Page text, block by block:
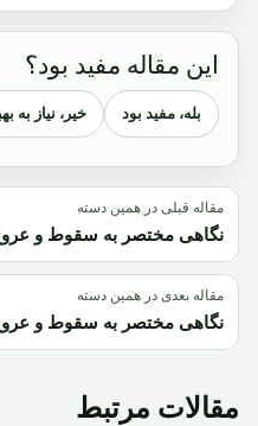
این مقاله مفید بود؟
بله، مفید بود خیر، نیاز به
مقاله قبلی در همین دسته
نگاهی مختصر به سقوط و
مقاله بعدی در همین دسته
نگاهی مختصر به سقوط و
مقالات مرتبط